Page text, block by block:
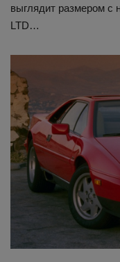
выглядит размером с
LTD…